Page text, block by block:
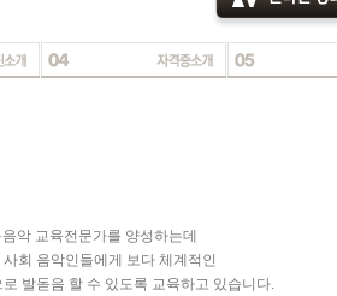
악 교육전문가를 양성하는데
회 음악인들에게 보다 체계적인
발돋음 할 수 있도록 교육하고 있습니다.